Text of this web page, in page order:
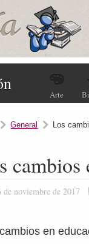
Arte
General Los
cambios
de noviembre de 2017
en